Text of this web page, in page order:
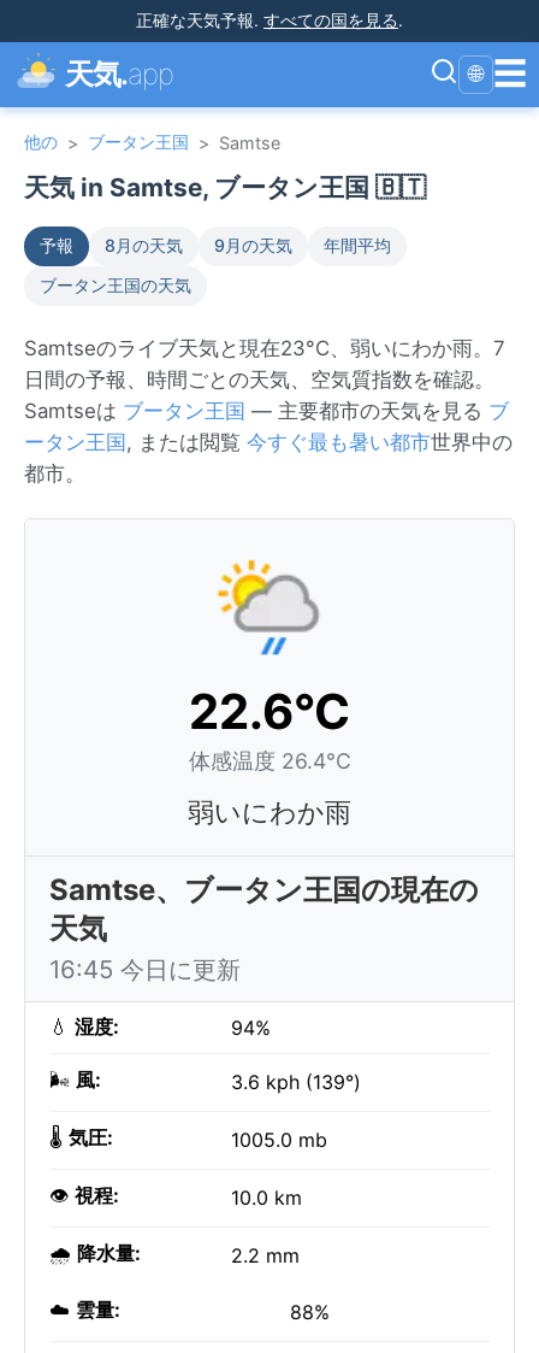
正確な天気予報. すべての国を見る.
天気.app 🌐 ☰
他の > ブータン王国 > Samtse
天気 in Samtse, ブータン王国 🇧🇹
予報 8月の天気 9月の天気
年間平均
ブータン王国の天気
Samtseのライブ天気と現在23°C、弱いにわか雨。7
日間の予報、時間ごとの天気、空気質指数を確認。
Samtseは ブータン王国 — 主要都市の天気を見る ブ
ータン王国 , または閲覧 今すぐ最も暑い都市世界中の
都市。
22.6°C
体感温度 26.4°C
弱いにわか雨
Samtse、ブータン王国の現在の
天気
16:45 今日に更新
💧 湿度: 94%
🌬️ 風: 3.6 kph (139°)
🌡️ 気圧: 1005.0 mb
👁️ 視程: 10.0 km
🌧️ 降水量: 2.2 mm
☁️ 雲量: 88%